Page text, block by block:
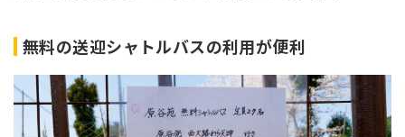
無料の送迎シャトルバスの利用が便利